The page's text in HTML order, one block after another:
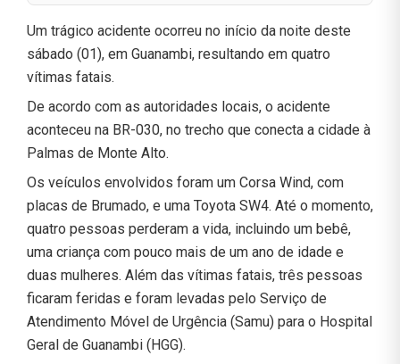
Um trágico acidente ocorreu no início da noite deste
sábado (01), em Guanambi, resultando em quatro
vítimas fatais.
De acordo com as autoridades locais, o acidente
aconteceu na BR-030, no trecho que conecta a cidade à
Palmas de Monte Alto.
Os veículos envolvidos foram um Corsa Wind, com
placas de Brumado, e uma Toyota SW4. Até o momento,
quatro pessoas perderam a vida, incluindo um bebê,
uma criança com pouco mais de um ano de idade e
duas mulheres. Além das vítimas fatais, três pessoas
ficaram feridas e foram levadas pelo Serviço de
Atendimento Móvel de Urgência (Samu) para o Hospital
Geral de Guanambi (HGG).